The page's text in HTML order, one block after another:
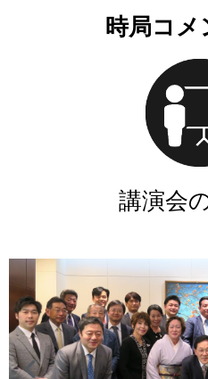
時局コ
講演会